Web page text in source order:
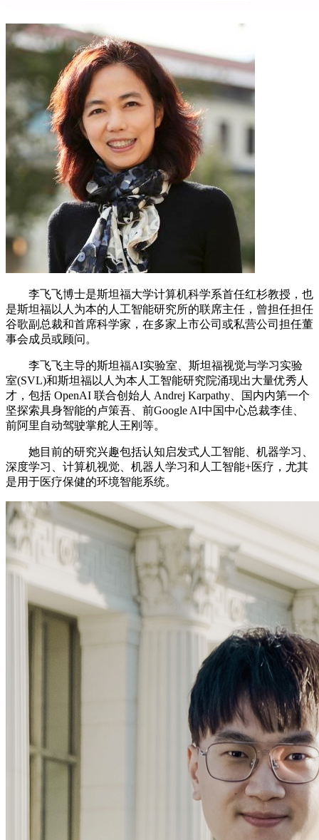
李飞飞博士是斯坦福大学计算机科学系首任红杉教授，也
是斯坦福以人为本的人工智能研究所的联席主任，曾担任担任
谷歌副总裁和首席科学家，在多家上市公司或私营公司担任董
事会成员或顾问。
李飞飞主导的斯坦福AI实验室、斯坦福视觉与学习实验
室(SVL)和斯坦福以人为本人工智能研究院涌现出大量优秀人
才，包括 OpenAI 联合创始人 Andrej Karpathy、国内内第一个
坚探索具身智能的卢策吾、前Google AI中国中心总裁李佳、
前阿里自动驾驶掌舵人王刚等。
她目前的研究兴趣包括认知启发式人工智能、机器学习、
深度学习、计算机视觉、机器人学习和人工智能+医疗，尤其
是用于医疗保健的环境智能系统。